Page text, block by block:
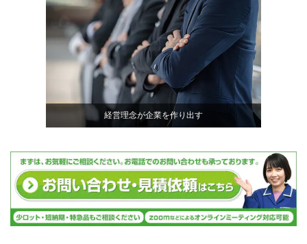
経営理念が企業を作り出す